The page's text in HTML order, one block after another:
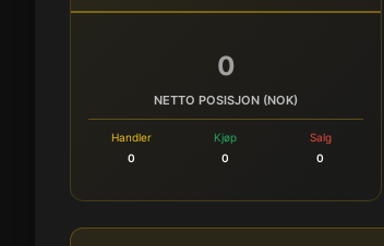
0
NETTO POSISJON (NOK)
Handler
0
Kjøp
0
Salg
0